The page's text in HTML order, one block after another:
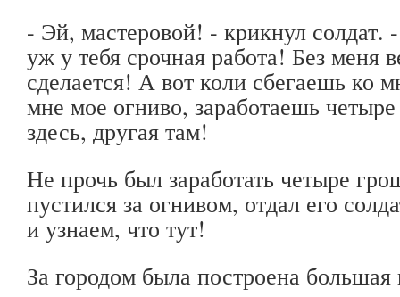
- Эй, мастеровой! - крикнул солдат.
уж у тебя срочная работа! Без меня
сделается! А вот коли сбегаешь ко
мне мое огниво, заработаешь
здесь, другая там!
Не прочь был заработать четыре
пустился за огнивом, отдал его
и узнаем, что тут!
За городом была построена большая